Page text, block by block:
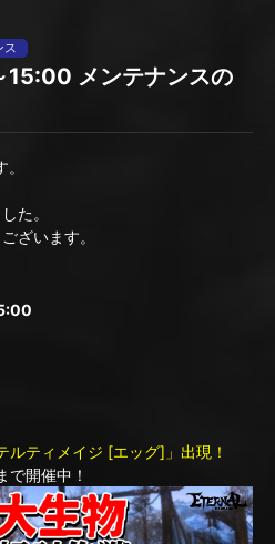
ス
メンテナンスの
た。
ざいます。
ルティメイジ [エッグ]」出現！
開催中！